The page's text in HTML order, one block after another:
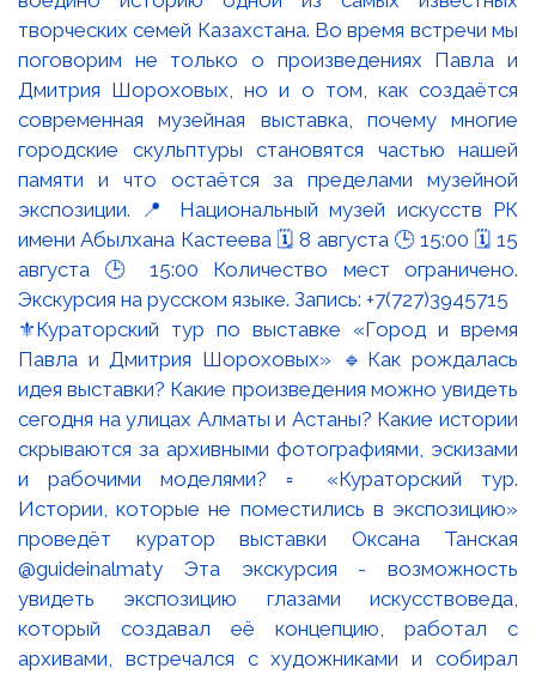
⚜️Кураторский тур по выставке «Город и время
Павла и Дмитрия Шороховых» 🔹Как рождалась
идея выставки? Какие произведения можно увидеть
сегодня на улицах Алматы и Астаны? Какие истории
скрываются за архивными фотографиями, эскизами
и рабочими моделями? ▫️ «Кураторский тур.
Истории, которые не поместились в экспозицию»
проведёт куратор выставки Оксана Танская
@guideinalmaty Эта экскурсия - возможность
увидеть экспозицию глазами искусствоведа,
который создавал её концепцию, работал с
архивами, встречался с художниками и собирал